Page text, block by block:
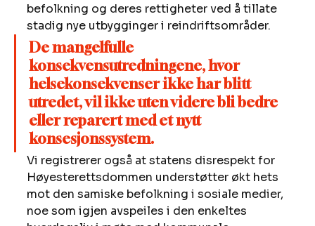
befolkning og deres rettigheter ved å tillate
stadig nye utbygginger i reindriftsområder.
De mangelfulle
konsekvensutredningene, hvor
helsekonsekvenser ikke har blitt
utredet, vil ikke uten videre bli bedre
eller reparert med et nytt
konsesjonssystem.
Vi registrerer også at statens disrespekt for
Høyesterettsdommen understøtter økt hets
mot den samiske befolkning i sosiale medier,
noe som igjen avspeiles i den enkeltes